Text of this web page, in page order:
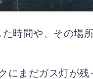
時間や、その場
にまだガス灯が